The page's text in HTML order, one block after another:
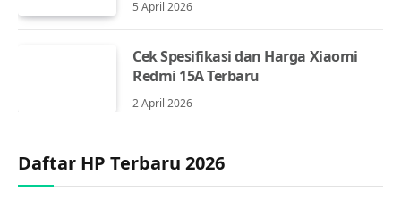
5 April 2026
Cek Spesifikasi dan Harga Xiaomi
Redmi 15A Terbaru
2 April 2026
Daftar HP Terbaru 2026